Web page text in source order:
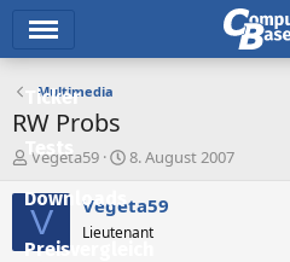
Ticker
Tests
Downloads
Preisvergleich
Multimedia
RW Probs
E
s
t
e
Vegeta59
E
s
e
8. August 2007
V Vegeta59
Lieutenant